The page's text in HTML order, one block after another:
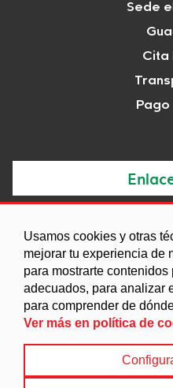
Usamos cookies y otras
mejorar tu experiencia de
para mostrarte
adecuados, para analizar
para comprender de
Ver más en política de
Sede
Cita
Entidades
Política de